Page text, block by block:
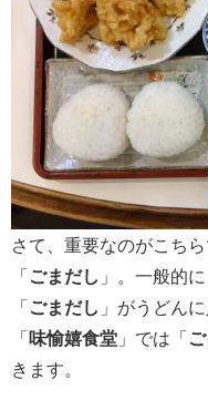
さて、重要なのがこち
「 ごまだし 」。一般的に
「 ごまだし 」がうどん
「 味愉嬉食堂 」では「
きます。